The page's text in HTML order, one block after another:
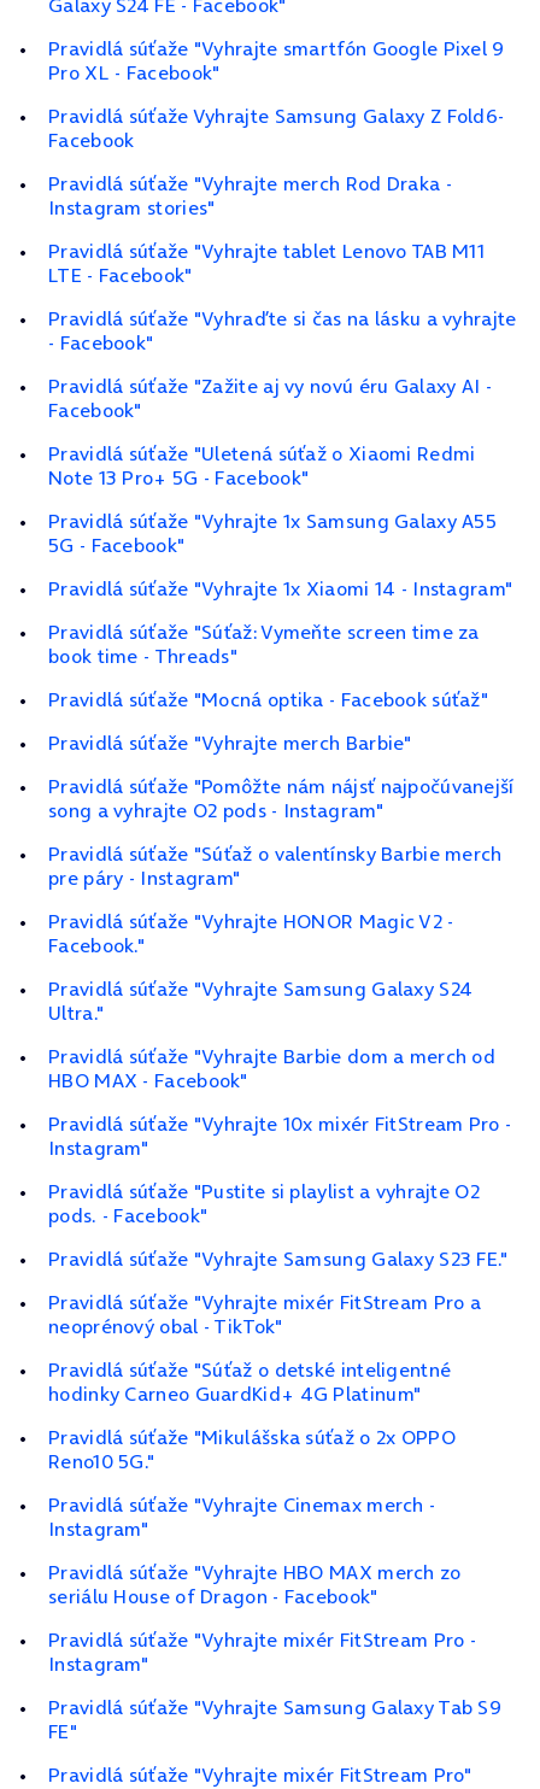
Pravidlá súťaže "Vyhrajte smartfón Google Pixel 9
Pro XL - Facebook"
Pravidlá súťaže Vyhrajte Samsung Galaxy Z Fold6-
Facebook
Pravidlá súťaže "Vyhrajte merch Rod Draka -
Instagram stories"
Pravidlá súťaže "Vyhrajte tablet Lenovo TAB M11
LTE - Facebook"
Pravidlá súťaže "Vyhraďte si čas na lásku a vyhrajte
- Facebook"
Pravidlá súťaže "Zažite aj vy novú éru Galaxy AI -
Facebook"
Pravidlá súťaže "Uletená súťaž o Xiaomi Redmi
Note 13 Pro+ 5G - Facebook"
Pravidlá súťaže "Vyhrajte 1x Samsung Galaxy A55
5G - Facebook"
Pravidlá súťaže "Vyhrajte 1x Xiaomi 14 - Instagram"
Pravidlá súťaže "Súťaž: Vymeňte screen time za
book time - Threads"
Pravidlá súťaže "Mocná optika - Facebook súťaž"
Pravidlá súťaže "Vyhrajte merch Barbie"
Pravidlá súťaže "Pomôžte nám nájsť najpočúvanejší
song a vyhrajte O2 pods - Instagram"
Pravidlá súťaže "Súťaž o valentínsky Barbie merch
pre páry - Instagram"
Pravidlá súťaže "Vyhrajte HONOR Magic V2 -
Facebook."
Pravidlá súťaže "Vyhrajte Samsung Galaxy S24
Ultra."
Pravidlá súťaže "Vyhrajte Barbie dom a merch od
HBO MAX - Facebook"
Pravidlá súťaže "Vyhrajte 10x mixér FitStream Pro -
Instagram"
Pravidlá súťaže "Pustite si playlist a vyhrajte O2
pods. - Facebook"
Pravidlá súťaže "Vyhrajte Samsung Galaxy S23 FE."
Pravidlá súťaže "Vyhrajte mixér FitStream Pro a
neoprénový obal - TikTok"
Pravidlá súťaže "Súťaž o detské inteligentné
hodinky Carneo GuardKid+ 4G Platinum"
Pravidlá súťaže "Mikulášska súťaž o 2x OPPO
Reno10 5G."
Pravidlá súťaže "Vyhrajte Cinemax merch -
Instagram"
Pravidlá súťaže "Vyhrajte HBO MAX merch zo
seriálu House of Dragon - Facebook"
Pravidlá súťaže "Vyhrajte mixér FitStream Pro -
Instagram"
Pravidlá súťaže "Vyhrajte Samsung Galaxy Tab S9
FE"
Pravidlá súťaže "Vyhrajte mixér FitStream Pro"